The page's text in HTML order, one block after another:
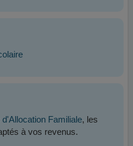
Familiale, les
à vos revenus.